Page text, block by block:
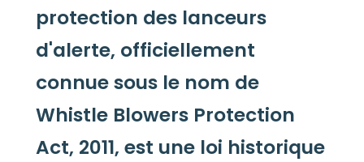
protection des lanceurs
d'alerte, officiellement
connue sous le nom de
Whistle Blowers Protection
Act, 2011, est une loi historique